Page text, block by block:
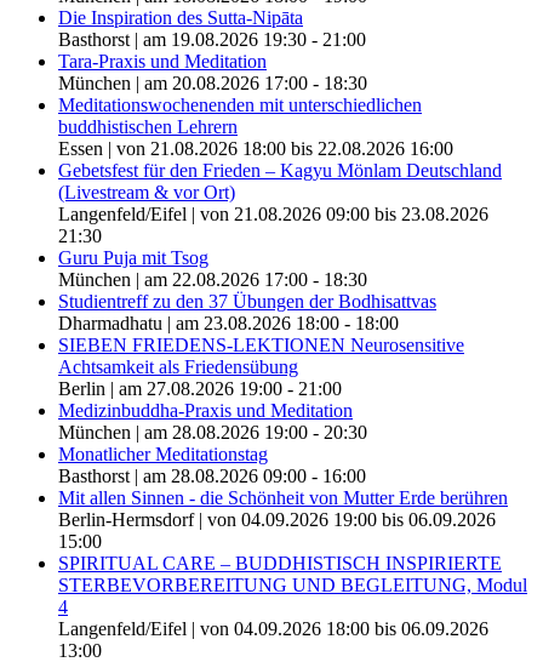
Die Inspiration des Sutta-Nipāta
Basthorst | am 19.08.2026 19:30 - 21:00
Tara-Praxis und Meditation
München | am 20.08.2026 17:00 - 18:30
Meditationswochenenden mit unterschiedlichen
buddhistischen Lehrern
Essen | von 21.08.2026 18:00 bis 22.08.2026 16:00
Gebetsfest für den Frieden – Kagyu Mönlam Deutschland
(Livestream & vor Ort)
Langenfeld/Eifel | von 21.08.2026 09:00 bis 23.08.2026
21:30
Guru Puja mit Tsog
München | am 22.08.2026 17:00 - 18:30
Studientreff zu den 37 Übungen der Bodhisattvas
Dharmadhatu | am 23.08.2026 18:00 - 18:00
SIEBEN FRIEDENS-LEKTIONEN Neurosensitive
Achtsamkeit als Friedensübung
Berlin | am 27.08.2026 19:00 - 21:00
Medizinbuddha-Praxis und Meditation
München | am 28.08.2026 19:00 - 20:30
Monatlicher Meditationstag
Basthorst | am 28.08.2026 09:00 - 16:00
Mit allen Sinnen - die Schönheit von Mutter Erde berühren
Berlin-Hermsdorf | von 04.09.2026 19:00 bis 06.09.2026
15:00
SPIRITUAL CARE – BUDDHISTISCH INSPIRIERTE
STERBEVORBEREITUNG UND BEGLEITUNG, Modul
4
Langenfeld/Eifel | von 04.09.2026 18:00 bis 06.09.2026
13:00